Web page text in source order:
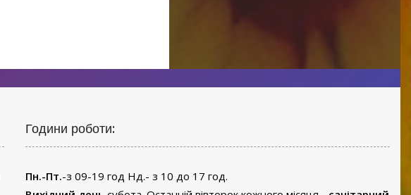
Години роботи:
Пн.-Пт.-з 09-19 год Нд.- з 10 до 17 год.